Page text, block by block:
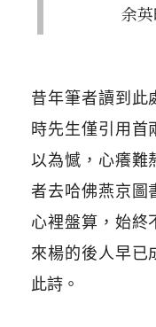
余
昔年筆者讀到此
時先生僅引用首
以為憾，心癢難
者去哈佛燕京圖
心裡盤算，始終
來楊的後人早已
此詩。